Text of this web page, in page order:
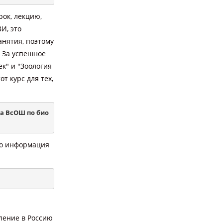
лекцию,
это
поэтому
успешное
и "Зоология
курс для тех,
ВсОШ по био
информация
в Россию